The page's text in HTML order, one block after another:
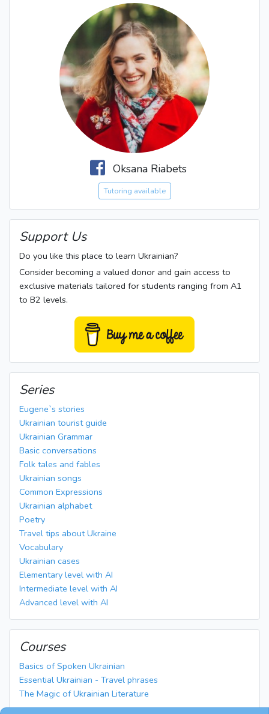
Oksana Riabets
Tutoring available
Support Us
Do you like this place to learn Ukrainian?
Consider becoming a valued donor and gain access to
exclusive materials tailored for students ranging from A1
to B2 levels.
Series
Eugene`s stories
Ukrainian tourist guide
Ukrainian Grammar
Basic conversations
Folk tales and fables
Ukrainian songs
Common Expressions
Ukrainian alphabet
Poetry
Travel tips about Ukraine
Vocabulary
Ukrainian cases
Elementary level with AI
Intermediate level with AI
Advanced level with AI
Courses
Basics of Spoken Ukrainian
Essential Ukrainian - Travel phrases
The Magic of Ukrainian Literature